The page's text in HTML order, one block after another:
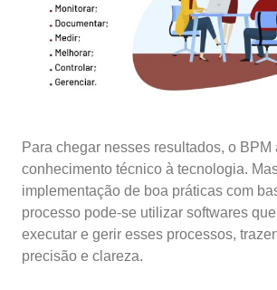
Para chegar nesses resultados, o BPM
conhecimento técnico à tecnologia.
implementação de boa práticas com
processo pode-se utilizar softwares
executar e gerir esses processos,
precisão e clareza.